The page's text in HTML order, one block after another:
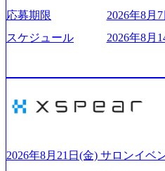
2015年に設立され、前年比
急速な成長を遂げている。 ​ 新
戦略立案、IT導入までをワンス
ティングファームである。 ​-
名を擁し、事業拡大を続けている。 「人」にフォ
当てたコンサルティング会社
としたサービスを提供してい
ティングファームやSIer、事業
の社員が活躍している。 年間
育支援サービスを提供している 動画メディア事業を基盤
して、留学支援・訪日教育旅行
を展開している Mission:より多
ラになる Value： INTEGRITY
て伝える、自責かつ利他の精
る、失敗を恐れずにふみだす
WNERSHIP当事者であろう み
だわろう 今すぐ決める、すば
応募期限
2026年8月
スケジュール
2026年8月
2026年8月21日(金) サロンイベ